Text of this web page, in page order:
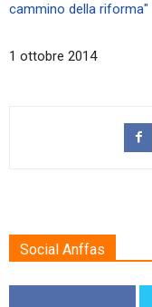
cammino della riforma"
1 ottobre 2014
Social Anffas